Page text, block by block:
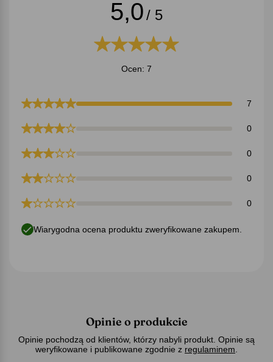
5,0/ 5
Ocen: 7
7
0
0
0
0
Wiarygodna ocena produktu zweryfikowane zakupem.
Opinie o produkcie
Opinie pochodzą od klientów, którzy nabyli produkt. Opinie są
weryfikowane i publikowane zgodnie z regulaminem.